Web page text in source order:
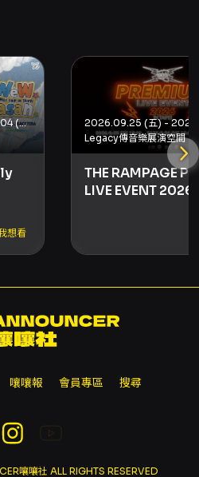
或主辦單位正式授權之
授權通路之票券真實性或相
發現視線受阻等情形，請於
向現場工作人員反映，逾時
位或售票單位不予事後補償
購票為自動配位，若
網站購票。每位 KKTIX
心障礙票券須於啟售前完成
啟售當天才認證成功的帳號
2026.10.04 (日) - 2026.10.04 (日)
想看
Legacy傳音樂展演空間
THE RAMPAGE
LIVE EVENT 2026
嚷嚷報 會員專區 搜尋
嚷嚷社 ALL RIGHTS RESERVED